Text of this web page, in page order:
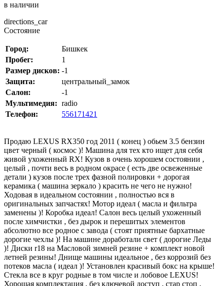
в наличии
directions_car
Состояние
Город:
Бишкек
Пробег:
1
Размер дисков: -1
Защита:
центральный_замок
Салон:
-1
Мультимедия: radio
Телефон:
556171421
Продаю LEXUS RX350 год 2011 ( конец ) обьем 3.5 бензин
цвет черный ( космос )! Машина для тех кто ищет для себя
живой ухоженный RX! Кузов в очень хорошем состоянии ,
целый , почти весь в родном окрасе ( есть две освеженные
детали ) кузов после трех фазной полировки + дорогая
керамика ( машина зеркало ) красить не чего не нужно!
Ходовая в идеальном состоянии , полностью вся в
оригинальных запчастях! Мотор идеал ( масла и фильтра
заменены )! Коробка идеал! Салон весь целый ухоженный
после химчистки , без дырок и перешитых элементов
абсолютно все родное с завода ( стоят приятные бархатные
дорогие чехлы )! На машине доработали свет ( дорогие Леды
)! Диски r18 на Масловой зимней резине + комплект новой
летней резины! Днище машины идеальное , без коррозий без
потеков масла ( идеал )! Установлен красивый бокс на крыше!
Стекла все в круг родные в том числе и лобовое LEXUS!
Хорошая комплектация , без ключевой доступ , стар стоп ,